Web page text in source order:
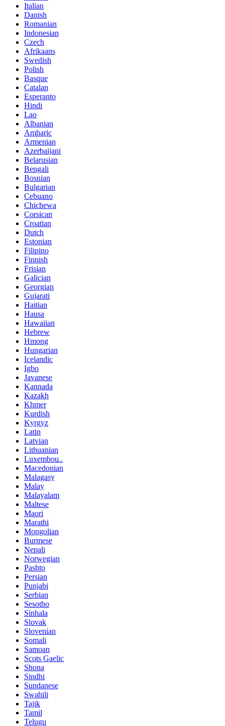
Italian
Danish
Romanian
Indonesian
Czech
Afrikaans
Swedish
Polish
Basque
Catalan
Esperanto
Hindi
Lao
Albanian
Amharic
Armenian
Azerbaijani
Belarusian
Bengali
Bosnian
Bulgarian
Cebuano
Chichewa
Corsican
Croatian
Dutch
Estonian
Filipino
Finnish
Frisian
Galician
Georgian
Gujarati
Haitian
Hausa
Hawaiian
Hebrew
Hmong
Hungarian
Icelandic
Igbo
Javanese
Kannada
Kazakh
Khmer
Kurdish
Kyrgyz
Latin
Latvian
Lithuanian
Luxembou..
Macedonian
Malagasy
Malay
Malayalam
Maltese
Maori
Marathi
Mongolian
Burmese
Nepali
Norwegian
Pashto
Persian
Punjabi
Serbian
Sesotho
Sinhala
Slovak
Slovenian
Somali
Samoan
Scots Gaelic
Shona
Sindhi
Sundanese
Swahili
Tajik
Tamil
Telugu